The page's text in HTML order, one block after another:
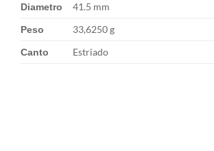
Diametro 41.5 mm
Peso 33,6250 g
Canto Estriado